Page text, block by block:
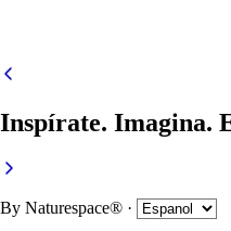
Inspírate. Imagina.
By Naturespace® ·